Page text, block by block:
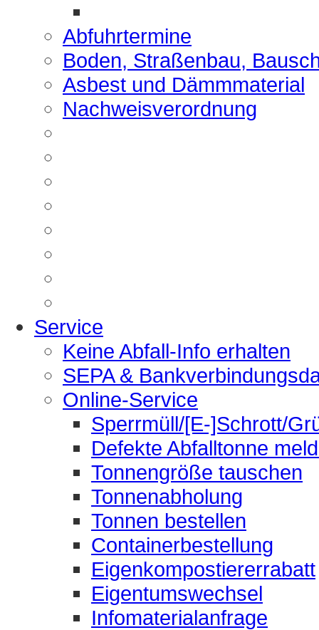
Abfuhrtermine
Boden, Straßenbau,
Asbest und Dämmmaterial
Nachweisverordnung
Service
Keine Abfall-Info erhalten
SEPA &
Online-Service
Sperrmüll/[E-]Schrott/
Defekte Abfalltonne
Tonnengröße tauschen
Tonnenabholung
Tonnen bestellen
Containerbestellung
Eigenkompostiererrabatt
Eigentumswechsel
Infomaterialanfrage